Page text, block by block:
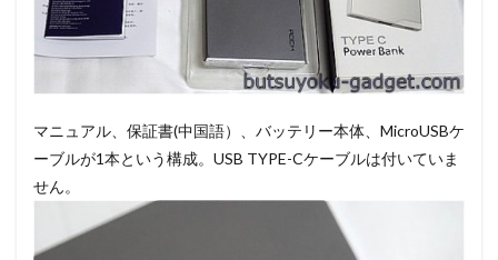
マニュアル、保証書(中国語）、バッテリー本体、MicroUSBケ
ーブルが1本という構成。USB TYPE-Cケーブルは付いていま
せん。